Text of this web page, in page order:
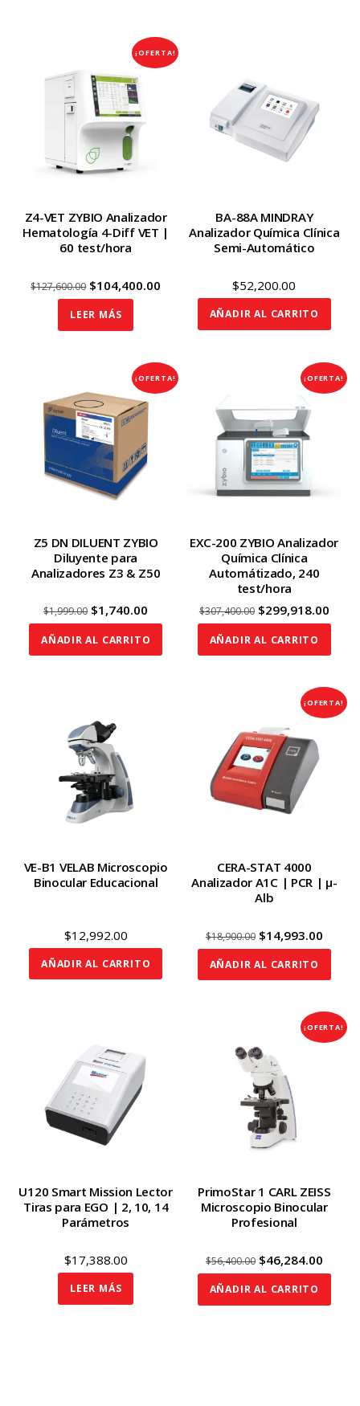
¡OFERTA!
Z4-VET ZYBIO Analizador
Hematología 4-Diff VET |
60 test/hora
$127,600.00 Original
price
$104,400.00
LEER MÁS
BA-88A MINDRAY
Analizador Química Clínica
Semi-Automático
$52,200.00
AÑADIR AL CARRITO
¡OFERTA!
Z5 DN DILUENT ZYBIO
Diluyente para
Analizadores Z3 & Z50
$1,999.00 Original
$1,740.00
price
AÑADIR AL CARRITO
¡OFERTA!
EXC-200 ZYBIO Analizador
Química Clínica
Automátizado, 240
test/hora
$307,400.00 Original
$299,918.00
price
AÑADIR AL CARRITO
VE-B1 VELAB Microscopio
Binocular Educacional
$12,992.00
AÑADIR AL CARRITO
¡OFERTA!
CERA-STAT 4000
Analizador A1C | PCR | μ-
Alb
$18,900.00 Original
price
$14,993.00
price
AÑADIR AL CARRITO
U120 Smart Mission Lector
Tiras para EGO | 2, 10, 14
Parámetros
$17,388.00
LEER MÁS
¡OFERTA!
PrimoStar 1 CARL ZEISS
Microscopio Binocular
Profesional
$56,400.00 Original
price
$46,284.00
price
AÑADIR AL CARRITO